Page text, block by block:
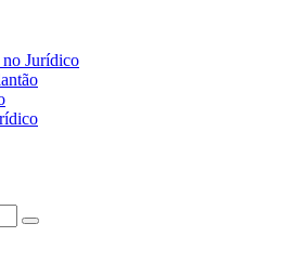
no Jurídico